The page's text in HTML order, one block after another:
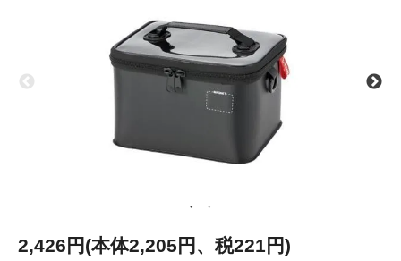
2,426円(本体2,205円、税221円)